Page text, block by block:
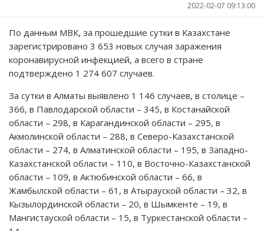
2022-02-07 09:13:00
По данным МВК, за прошедшие сутки в Казахстане
зарегистрировано 3 653 новых случая заражения
коронавирусной инфекцией, а всего в стране
подтверждено 1 274 607 случаев.
За сутки в Алматы выявлено 1 146 случаев, в столице –
366, в Павлодарской области – 345, в Костанайской
области – 298, в Карагандинской области – 295, в
Акмолинской области – 288, в Северо-Казахстанской
области – 274, в Алматинской области – 195, в Западно-
Казахстанской области – 110, в Восточно-Казахстанской
области – 109, в Актюбинской области – 66, в
Жамбылской области – 61, в Атырауской области – 32, в
Кызылординской области – 20, в Шымкенте – 19, в
Мангистауской области – 15, в Туркестанской области –